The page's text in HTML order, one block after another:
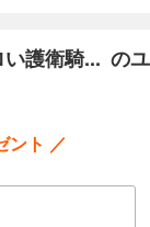
い護衛騎... のユ
ント ／